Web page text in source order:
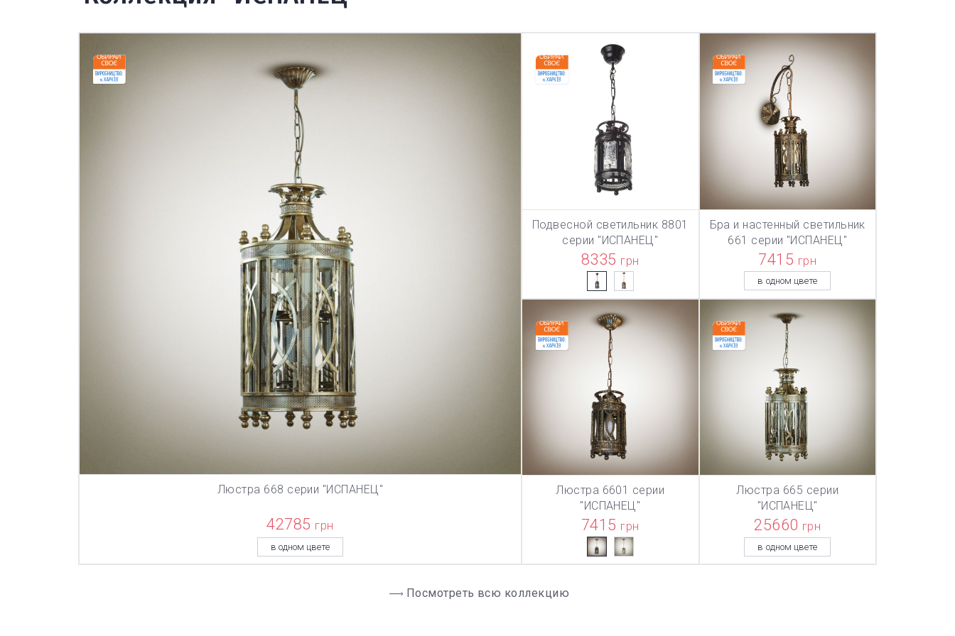
ТОВАР ДОБАВЛЕН В КОРЗИНУ
В КОРЗИНУ
Люстра 668 серии "ИСПАНЕЦ"
42785 грн
в одном цвете
ТОВАР ДОБАВЛЕН В КОРЗИНУ
В КОРЗИНУ
Подвесной светильник 8801
серии "ИСПАНЕЦ"
8335 грн
В КОРЗИНУ
Бра и настенный светильник
661 серии "ИСПАНЕЦ"
7415 грн
в одном цвете
ТОВАР ДОБАВЛЕН В КОРЗИНУ
В КОРЗИНУ
Люстра 6601 серии
"ИСПАНЕЦ"
7415 грн
В КОРЗИНУ
Люстра 665 серии
"ИСПАНЕЦ"
25660 грн
в одном цвете
Посмотреть всю коллекцию